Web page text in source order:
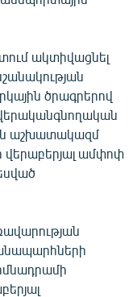
ակտիվացնել
ծրագրերով
աշխատակազմ
վերաբերյալ ամփոփ